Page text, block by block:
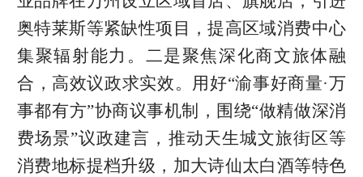
奥特莱斯等紧缺性项目，提高区域消费中心
集聚辐射能力。二是聚焦深化商文旅体融
合，高效议政求实效。用好“渝事好商量·万
事都有方”协商议事机制，围绕“做精做深消
费场景”议政建言，推动天生城文旅街区等
消费地标提档升级，加大诗仙太白酒等特色